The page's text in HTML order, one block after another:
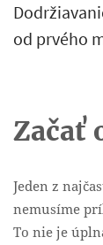
od prvého
Začať
Jeden z
nemusíme
To nie je